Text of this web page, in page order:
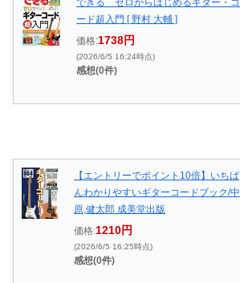
できる ゼロからはじめるギター・コ
ード超入門 [ 野村 大輔 ]
価格:1738円
(2026/6/5 16:24時点)
感想(0件)
【エントリーでポイント10倍】いちば
んわかりやすいギターコードブック/中
原,健太郎 成美堂出版
価格:1210円
(2026/6/5 16:25時点)
感想(0件)